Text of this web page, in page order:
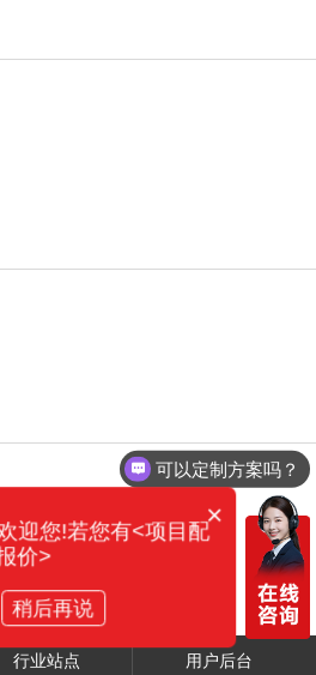
行业站点 用户后台
可以定制方案吗？
×
迎您!若您有<项目配
价>
稍后再说